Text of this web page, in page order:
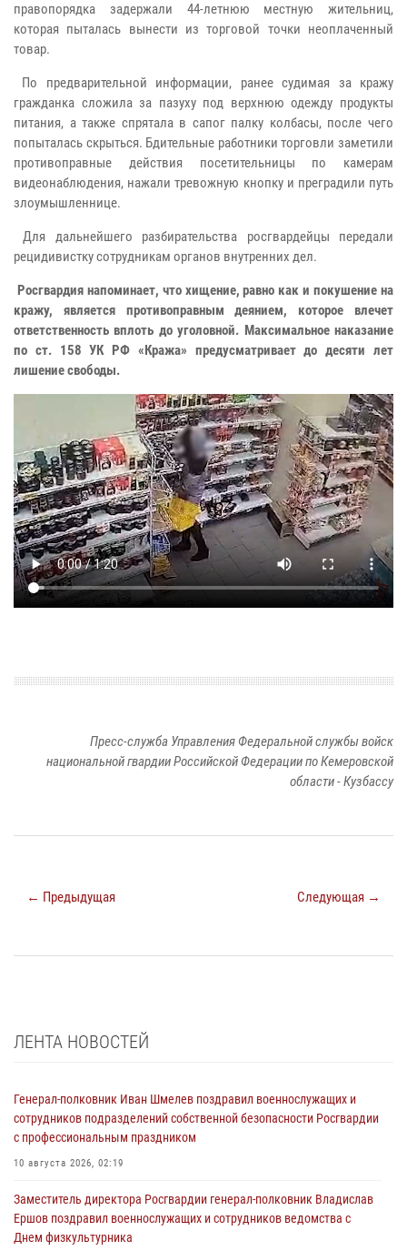
правопорядка задержали 44-летнюю местную жительниц,
которая пыталась вынести из торговой точки неоплаченный
товар.
По предварительной информации, ранее судимая за кражу
гражданка сложила за пазуху под верхнюю одежду продукты
питания, а также спрятала в сапог палку колбасы, после чего
попыталась скрыться. Бдительные работники торговли заметили
противоправные действия посетительницы по камерам
видеонаблюдения, нажали тревожную кнопку и преградили путь
злоумышленнице.
Для дальнейшего разбирательства росгвардейцы передали
рецидивистку сотрудникам органов внутренних дел.
Росгвардия напоминает, что хищение, равно как и покушение на
кражу, является противоправным деянием, которое влечет
ответственность вплоть до уголовной. Максимальное наказание
по ст. 158 УК РФ «Кража» предусматривает до десяти лет
лишение свободы.
Пресс-служба Управления Федеральной службы войск
национальной гвардии Российской Федерации по Кемеровской
области - Кузбассу
← Предыдущая Следующая →
ЛЕНТА НОВОСТЕЙ
Генерал-полковник Иван Шмелев поздравил военнослужащих и
сотрудников подразделений собственной безопасности Росгвардии
с профессиональным праздником
10 августа 2026, 02:19
Заместитель директора Росгвардии генерал-полковник Владислав
Ершов поздравил военнослужащих и сотрудников ведомства с
Днем физкультурника